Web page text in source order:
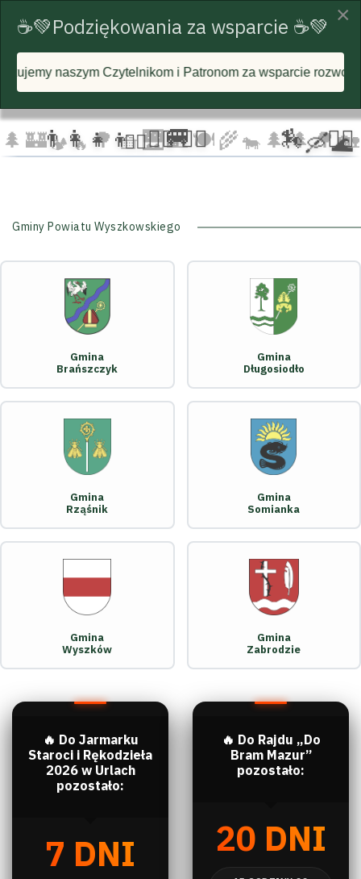
☁️ 🦅
☁️
🦅 🦅 ☁️
🌲 🏰🏕️ 🔥 🌳 🧺🌉🏡 🍽️🌾🐄 🌲 🌲🌳🏡
🚐 🚴‍♂️
🏇 🛶 🌊
🚴‍♀️ 🏃‍♂️ 🏃‍♀️
👨‍👩‍👧‍👦
Gminy Powiatu Wyszkowskiego
Gmina
Brańszczyk
Gmina
Długosiodło
Gmina
Rząśnik
Gmina
Somianka
Gmina
Wyszków
Gmina
Zabrodzie
🔥 Do Jarmarku
Staroci i Rękodzieła
2026 w Urlach
pozostało:
7 DNI
🔥 Do Rajdu „Do
Bram Mazur”
pozostało:
20 DNI
×
☕💚Podziękowania za wsparcie ☕💚
Czytelnikom i Patronom za wsparcie rozwoju portalu